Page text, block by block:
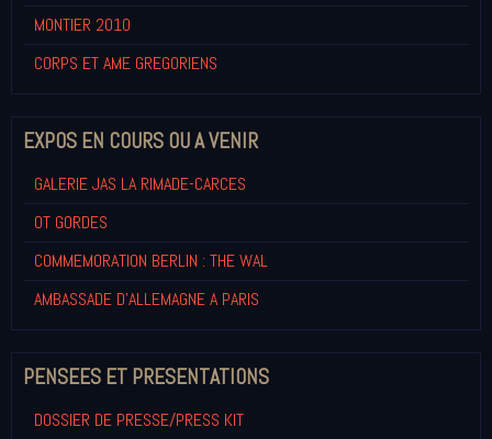
MONTIER 2010
CORPS ET AME GREGORIENS
EXPOS EN COURS OU A VENIR
GALERIE JAS LA RIMADE-CARCES
OT GORDES
COMMEMORATION BERLIN : THE WAL
AMBASSADE D'ALLEMAGNE A PARIS
PENSEES ET PRESENTATIONS
DOSSIER DE PRESSE/PRESS KIT